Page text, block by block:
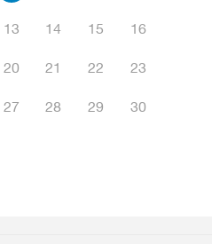
13 14 15 16
20 21 22 23
27 28 29 30